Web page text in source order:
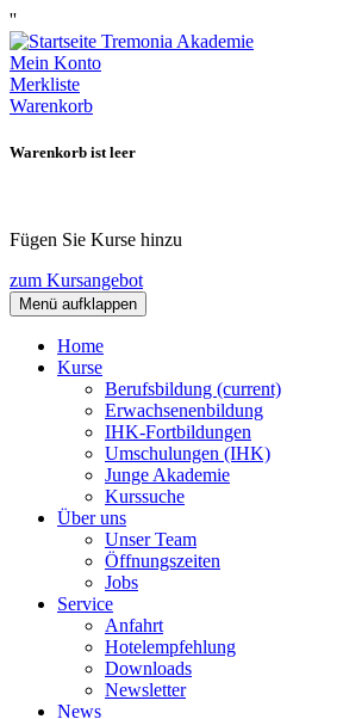
''
Mein Konto
Merkliste
Warenkorb
Warenkorb ist leer
Fügen Sie Kurse hinzu
zum Kursangebot
Menü aufklappen
Home
Kurse
Berufsbildung (current)
Erwachsenenbildung
IHK-Fortbildungen
Umschulungen (IHK)
Junge Akademie
Kurssuche
Über uns
Unser Team
Öffnungszeiten
Jobs
Service
Anfahrt
Hotelempfehlung
Downloads
Newsletter
News